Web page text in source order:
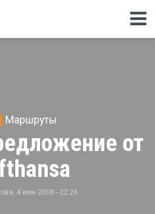
Маршруты
от
, 4 июн 2008 - 22:26